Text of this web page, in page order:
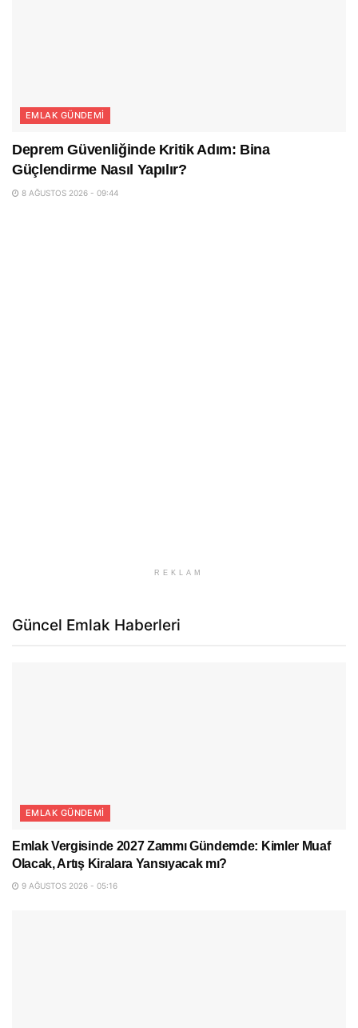
EMLAK GÜNDEMI
Deprem Güvenliğinde Kritik Adım: Bina
Güçlendirme Nasıl Yapılır?
8 AĞUSTOS 2026 - 09:44
REKLAM
Güncel Emlak Haberleri
EMLAK GÜNDEMI
Emlak Vergisinde 2027 Zammı Gündemde: Kimler Muaf
Olacak, Artış Kiralara Yansıyacak mı?
9 AĞUSTOS 2026 - 05:16